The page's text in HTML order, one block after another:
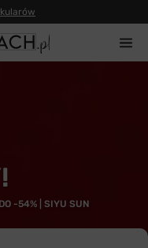
-54% | SIYU SUN